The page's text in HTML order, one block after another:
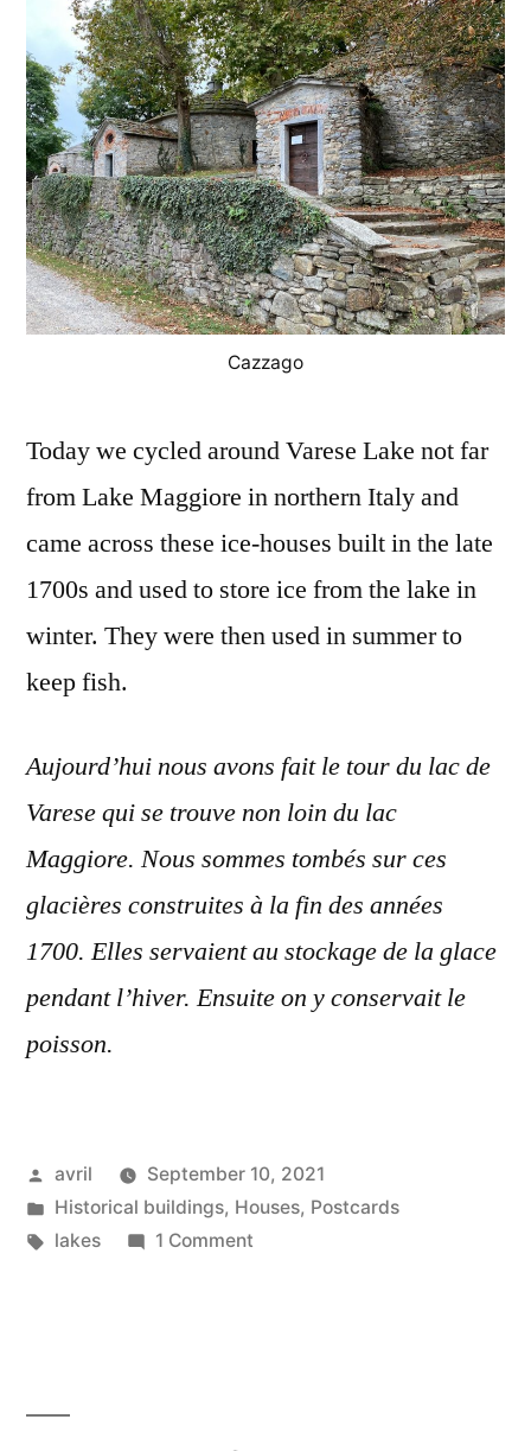
Cazzago
Today we cycled around Varese Lake not far
from Lake Maggiore in northern Italy and
came across these ice-houses built in the late
1700s and used to store ice from the lake in
winter. They were then used in summer to
keep fish.
Aujourd’hui nous avons fait le tour du lac de
Varese qui se trouve non loin du lac
Maggiore. Nous sommes tombés sur ces
glacières construites à la fin des années
1700. Elles servaient au stockage de la glace
pendant l’hiver. Ensuite on y conservait le
poisson.
Posted
by
avril
September 10, 2021
Posted
in
Historical buildings, Houses, Postcards
Tags:
lakes 1 Commenton